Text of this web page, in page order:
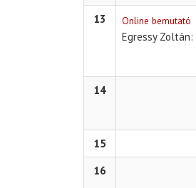
13 Online bemutató
Egressy Zoltán
14
15
16